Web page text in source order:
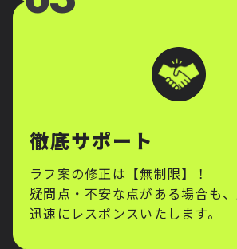
徹底サポート
ラフ案の修正は【無制限】！
疑問点・不安な点がある場合も
迅速にレスポンスいたします。